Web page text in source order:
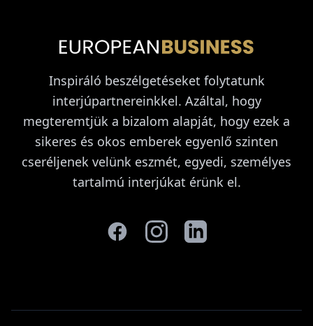
Inspiráló beszélgetéseket folytatunk
interjúpartnereinkkel. Azáltal, hogy
megteremtjük a bizalom alapját, hogy ezek a
sikeres és okos emberek egyenlő szinten
cseréljenek velünk eszmét, egyedi, személyes
tartalmú interjúkat érünk el.